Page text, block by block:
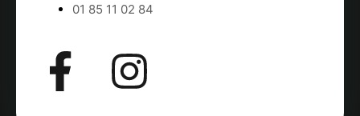
01 85 11 02 84